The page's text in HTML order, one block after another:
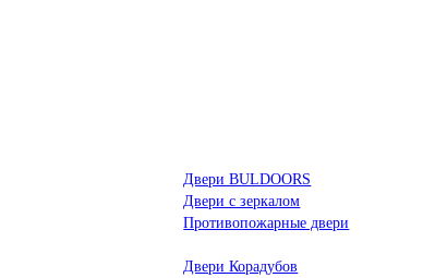
Двери BULDOORS
Двери с зеркалом
Противопожарные двери
Двери Корадубов